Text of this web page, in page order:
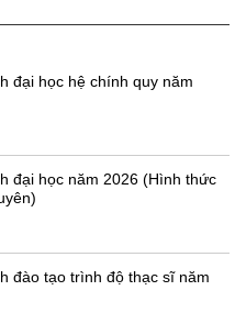
đại học hệ chính quy năm
đại học năm 2026 (Hình thức
đào tạo trình độ thạc sĩ năm